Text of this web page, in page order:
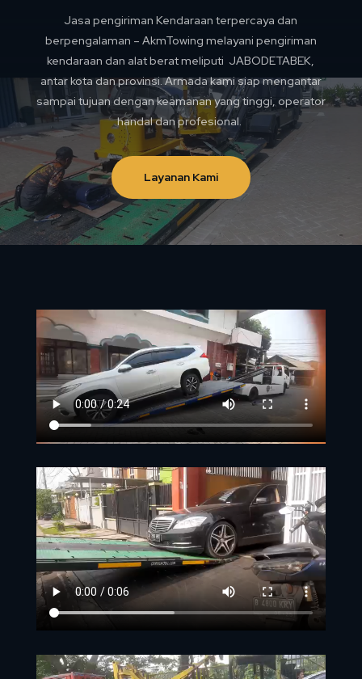
Jasa pengiriman Kendaraan terpercaya dan
berpengalaman – AkmTowing melayani pengiriman
kendaraan dan alat berat meliputi JABODETABEK,
antar kota dan provinsi. Armada kami siap mengantar
sampai tujuan dengan keamanan yang tinggi, operator
handal dan profesional.
Layanan Kami